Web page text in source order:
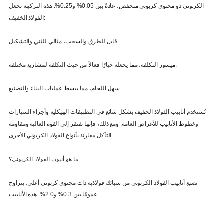
الكربوني ذو محتوى كربوني منخفض، عادةً بين 0.05% و0.25%. هذه التركيبة تجعل
الفولاذ الخفيف:
قابل للطرق والسحب، مثالي للثني والتشكيل.
ميسور التكلفة، مما يجعله خيارًا فعالاً من حيث التكلفة لمشاريع مختلفة.
سهل اللحام، مما يبسط عمليات البناء والتصنيع.
تُستخدم أنابيب الفولاذ الخفيف بشكل شائع في التطبيقات الهيكلية وأجزاء السيارات
وخطوط الأنابيب للأغراض العامة. ومع ذلك، فإنها تفتقر إلى القوة العالية ومقاومة
التآكل مقارنة بأنواع الفولاذ الكربوني الأخرى.
ما هو أنبوب الفولاذ الكربوني؟
تصنع أنابيب الفولاذ الكربوني من سبائك فولاذية ذات محتوى كربوني أعلى، يتراوح
عمومًا بين 0.3% و2.0%. هذه الأنابيب: